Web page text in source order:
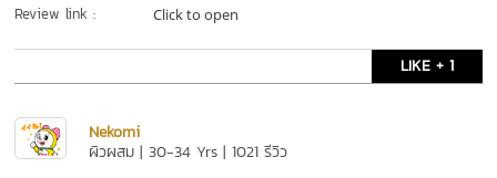
Review link : Click to open
LIKE + 1
Nekomi
ผิวผสม | 30-34 Yrs | 1021 รีวิว